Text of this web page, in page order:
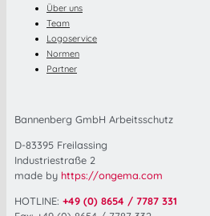
Über uns
Team
Logoservice
Normen
Partner
Bannenberg GmbH Arbeitsschutz
D-83395 Freilassing
Industriestraße 2
made by https://ongema.com
HOTLINE: +49 (0) 8654 / 7787 331